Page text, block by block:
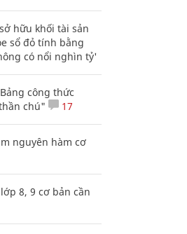
hữu khối tài sản
sổ đỏ tính bằng
có nổi nghìn tỷ'
công thức
chú"
17
nguyên hàm cơ
8, 9 cơ bản cần